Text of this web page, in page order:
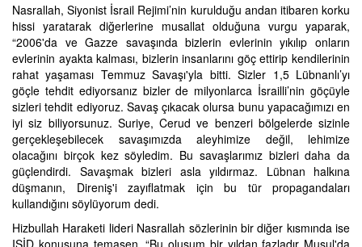
Nasrallah, Siyonist İsrail Rejimi’nin kurulduğu andan itibaren korku
hissi yaratarak diğerlerine musallat olduğuna vurgu yaparak,
“2006'da ve Gazze savaşında bizlerin evlerinin yıkılıp onların
evlerinin ayakta kalması, bizlerin insanlarını göç ettirip kendilerinin
rahat yaşaması Temmuz Savaşı'yla bitti. Sizler 1,5 Lübnanlı’yı
göçle tehdit ediyorsanız bizler de milyonlarca İsrailli’nin göçüyle
sizleri tehdit ediyoruz. Savaş çıkacak olursa bunu yapacağımızı en
iyi siz biliyorsunuz. Suriye, Cerud ve benzeri bölgelerde sizinle
gerçekleşebilecek savaşımızda aleyhimize değil, lehimize
olacağını birçok kez söyledim. Bu savaşlarımız bizleri daha da
güçlendirdi. Savaşmak bizleri asla yıldırmaz. Lübnan halkına
düşmanın, Direniş'i zayıflatmak için bu tür propagandaları
kullandığını söylüyorum dedi.
Hizbullah Haraketi lideri Nasrallah sözlerinin bir diğer kısmında ise
IŞİD konusuna temasen, “Bu oluşum bir yıldan fazladır Musul'da